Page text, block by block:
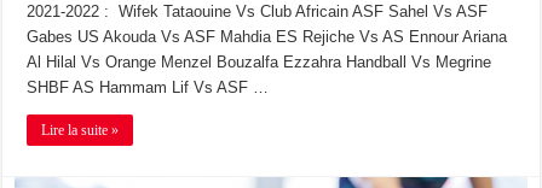
2021-2022 : Wifek Tataouine Vs Club Africain ASF Sahel Vs ASF
Gabes US Akouda Vs ASF Mahdia ES Rejiche Vs AS Ennour Ariana
Al Hilal Vs Orange Menzel Bouzalfa Ezzahra Handball Vs Megrine
SHBF AS Hammam Lif Vs ASF …
Lire la suite »